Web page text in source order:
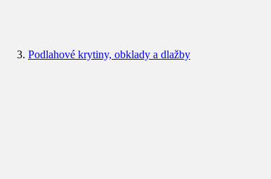
Podlahové krytiny, obklady a dlažby